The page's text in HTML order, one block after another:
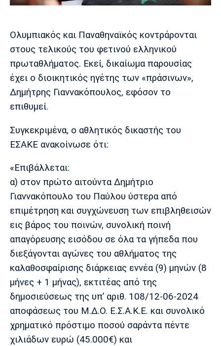
Cine Spot
Running
Media
Παρασκήνιο
Ιωνικός Κηφισιά Πανσερραϊκός
Μπαρτσελόνα
Μάντσεστερ
Λίβερπουλ
Μάντσεστερ
Γιουβέντους
Ίντερ Μίλαν Μπάγερν
Μπορούσια
Παρί Σεν
Ολυμπιακός και Παναθηναϊκός κοντράρονται
στους τελικούς του φετινού ελληνικού
πρωταθλήματος. Εκεί, δικαίωμα παρουσίας
έχει ο διοικητικός ηγέτης των «πράσινων»,
Δημήτρης Γιαννακόπουλος, εφόσον το
επιθυμεί.
Συγκεκριμένα, ο αθλητικός δικαστής του
ΕΣΑΚΕ ανακοίνωσε ότι:
«Επιβάλλεται:
α) στον πρώτο αιτούντα Δημήτριο
Γιαννακόπουλο του Παύλου ύστερα από
επιμέτρηση και συγχώνευση των επιβληθεισών
εις βάρος του ποινών, συνολική ποινή
απαγόρευσης εισόδου σε όλα τα γήπεδα που
διεξάγονται αγώνες του αθλήματος της
καλαθοσφαίρισης διάρκειας εννέα (9) μηνών (8
μήνες + 1 μήνας), εκτιτέας από της
δημοσιεύσεως της υπ’ αριθ. 108/12-06-2024
αποφάσεως του Μ.Δ.Ο. Ε.Σ.Α.Κ.Ε. και συνολικό
χρηματικό πρόστιμο ποσού σαράντα πέντε
χιλιάδων ευρώ (45.000€) και